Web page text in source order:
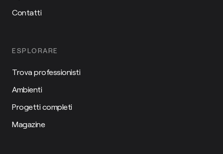
Contatti
ESPLORARE
Trova professionisti
Ambienti
Progetti completi
Magazine